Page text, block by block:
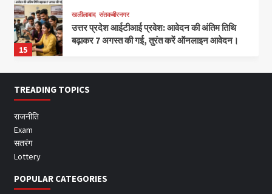
15
खलीलाबाद संतकबीरनगर
उत्तर प्रदेश आईटीआई प्रवेश: आवेदन की अंतिम तिथि
बढ़ाकर 7 अगस्त की गई, तुरंत करें ऑनलाइन आवेदन।
TREADING TOPICS
राजनीति
Exam
सतरंग
Lottery
POPULAR CATEGORIES